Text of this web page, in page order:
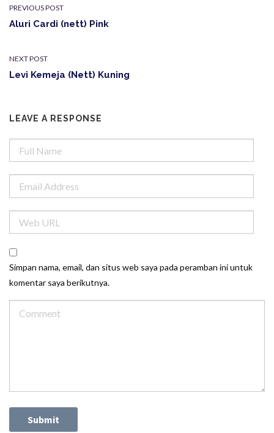
PREVIOUS POST
Aluri Cardi (nett) Pink
NEXT POST
Levi Kemeja (Nett) Kuning
LEAVE A RESPONSE
Simpan nama, email, dan situs web saya pada peramban ini untuk
komentar saya berikutnya.